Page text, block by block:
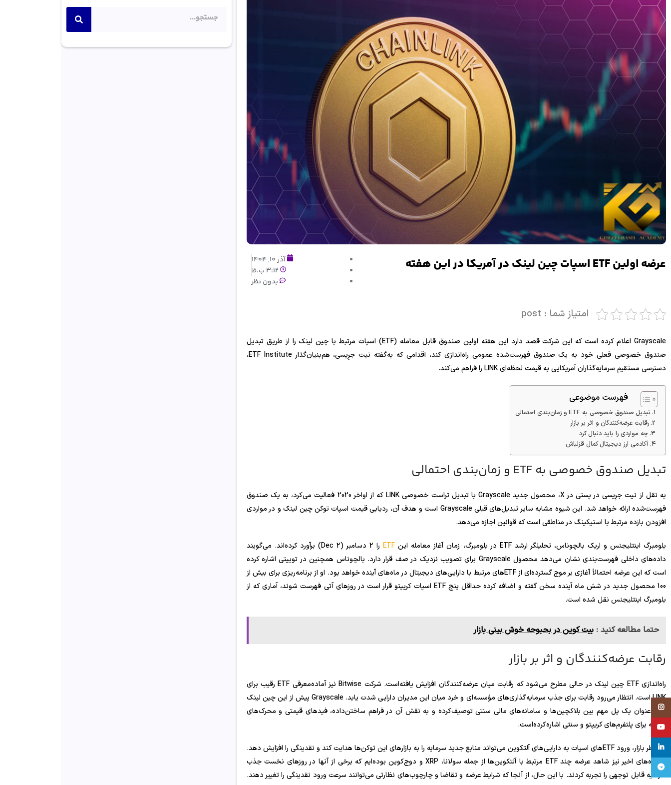
عرضه اولین ETF اسپات چین لینک در آمریکا در این هفته
آذر 10, 1404
3:12 ب.ظ
بدون نظر
امتیاز شما : post
Grayscale اعلام کرده است که این شرکت قصد دارد این هفته اولین صندوق قابل معامله (ETF) اسپات مرتبط با چین لینک را از طریق تبدیل
صندوق خصوصی فعلی خود به یک صندوق فهرست‌شده عمومی راه‌اندازی کند، اقدامی که به‌گفته نیت جرِیسی، هم‌بنیان‌گذار ETF Institute،
دسترسی مستقیم سرمایه‌گذاران آمریکایی به قیمت لحظه‌ای LINK را فراهم می‌کند.
فهرست موضوعی
تبدیل صندوق خصوصی به ETF و زمان‌بندی احتمالی
رقابت عرضه‌کنندگان و اثر بر بازار
چه مواردی را باید دنبال کرد
آکادمی ارز دیجیتال کمال قزلباش
تبدیل صندوق خصوصی به ETF و زمان‌بندی احتمالی
به نقل از نیت جرِیسی در پستی در X، محصول جدید Grayscale با تبدیل تراست خصوصی LINK که از اواخر 2020 فعالیت می‌کرد، به یک صندوق
فهرست‌شده ارائه خواهد شد. این شیوه مشابه سایر تبدیل‌های قبلی Grayscale است و هدف آن، ردیابی قیمت اسپات توکن چین لینک و در مواردی
افزودن بازده مرتبط با استیکینگ در مناطقی است که قوانین اجازه می‌دهد.
بلومبرگ اینتلیجنس و اریک بالچوناس، تحلیلگر ارشد ETF در بلومبرگ، زمان آغاز معامله این ETF
را 2 دسامبر (Dec 2) برآورد کرده‌اند. می‌گویند
داده‌های داخلی فهرست‌بندی نشان می‌دهد محصول Grayscale برای تصویب نزدیک در صف قرار دارد. بالچوناس همچنین در توییتی اشاره کرده
است که این عرضه احتمالاً آغازی بر موج گسترده‌ای از ETFهای مرتبط با دارایی‌های دیجیتال در ماه‌های آینده خواهد بود. او از برنامه‌ریزی برای بیش از
100 محصول جدید در شش ماه آینده سخن گفته و اضافه کرده حداقل پنج ETF اسپات کریپتو قرار است در روزهای آتی فهرست شوند، آماری که از
بلومبرگ اینتلیجنس نقل شده است.
حتما مطالعه کنید : بیت کوین در بحبوحه خوش بینی بازار
رقابت عرضه‌کنندگان و اثر بر بازار
راه‌اندازی ETF چین لینک در حالی مطرح می‌شود که رقابت میان عرضه‌کنندگان افزایش یافته‌است. شرکت Bitwise نیز آماده‌معرفی ETF رقیب برای
LINK است. انتظار می‌رود رقابت برای جذب سرمایه‌گذاری‌های مؤسسه‌ای و خرد میان این مدیران دارایی شدت یابد. Grayscale پیش از این چین لینک
را به عنوان یک پل مهم بین بلاکچین‌ها و سامانه‌های مالی سنتی توصیف‌کرده و به نقش آن در فراهم ساختن‌داده، فیدهای قیمتی و محرک‌های
تسویه برای پلتفرم‌های کریپتو و سنتی اشاره‌کرده‌است.
از منظر بازار، ورود ETFهای اسپات به دارایی‌های آلتکوین می‌تواند منابع جدید سرمایه را به بازارهای این توکن‌ها هدایت کند و نقدینگی را افزایش دهد.
در ماه‌های اخیر نیز شاهد عرضه چند ETF مرتبط با آلتکوین‌ها از جمله سولانا، XRP و دوج‌کوین بوده‌ایم که برخی از آنها در روزهای نخست جذب
سرمایه قابل توجهی را تجربه کردند. با این حال، از آنجا که شرایط عرضه و تقاضا و چارچوب‌های نظارتی می‌توانند سرعت ورود نقدینگی را تغییر دهند.
Instagram
YouTube
linkedin
تلگرام